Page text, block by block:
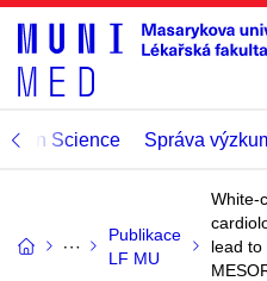
Open Science Správa
Publikace
LF MU
White-
lead to